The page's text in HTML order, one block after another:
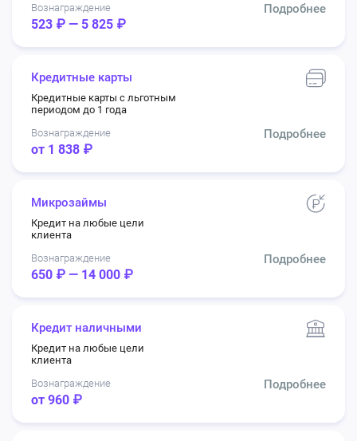
Вознаграждение
523 ₽ — 5 825 ₽
Подробнее
Кредитные карты
Кредитные карты с льготным
периодом до 1 года
Вознаграждение
от 1 838 ₽
Подробнее
Микрозаймы
Кредит на любые цели
клиента
Вознаграждение
650 ₽ — 14 000 ₽
Подробнее
Кредит наличными
Кредит на любые цели
клиента
Вознаграждение
от 960 ₽
Подробнее